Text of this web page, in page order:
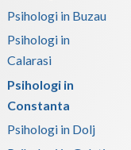
Psihologi in Buzau
Psihologi in
Calarasi
Psihologi in
Constanta
Psihologi in Dolj